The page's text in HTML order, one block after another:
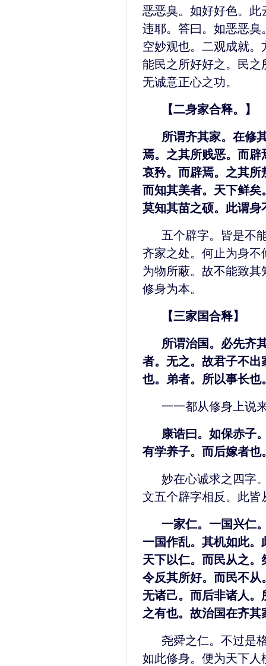
恶恶臭。如好好色。
违耶。答曰。如恶恶
空妙观也。二观成就
能民之所好好之。民
无诚意正心之功。
【二身家合释。】
所谓齐其家。在修
焉。之其所贱恶。而
哀矜。而辟焉。之其
而知其美者。天下鲜
莫知其苗之硕。此谓
五个辟字。皆是不
齐家之处。何止为身
为物所蔽。故不能致
修身为本。
【三家国合释】
所谓治国。必先齐
者。无之。故君子不
也。弟者。所以事长
一一都从修身上说
康诰曰。如保赤子
有学养子。而后嫁者也
妙在心诚求之四字
文五个辟字相反。此
一家仁。一国兴仁
一国作乱。其机如此
天下以仁。而民从之
令反其所好。而民不
无诸己。而后非诸人
之有也。故治国在齐其
尧舜之仁。不过是
如此修身。便为天下